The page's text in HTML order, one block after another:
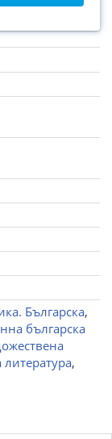
Българска,
българска
,